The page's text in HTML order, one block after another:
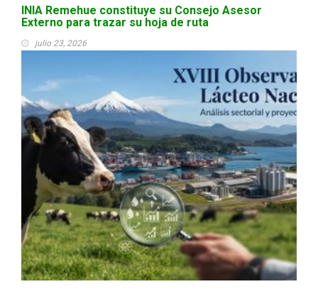
INIA Remehue constituye su Consejo Asesor
Externo para trazar su hoja de ruta
julio 23, 2026